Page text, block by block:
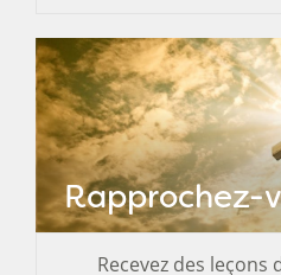
Rapprochez-
Recevez des leçons